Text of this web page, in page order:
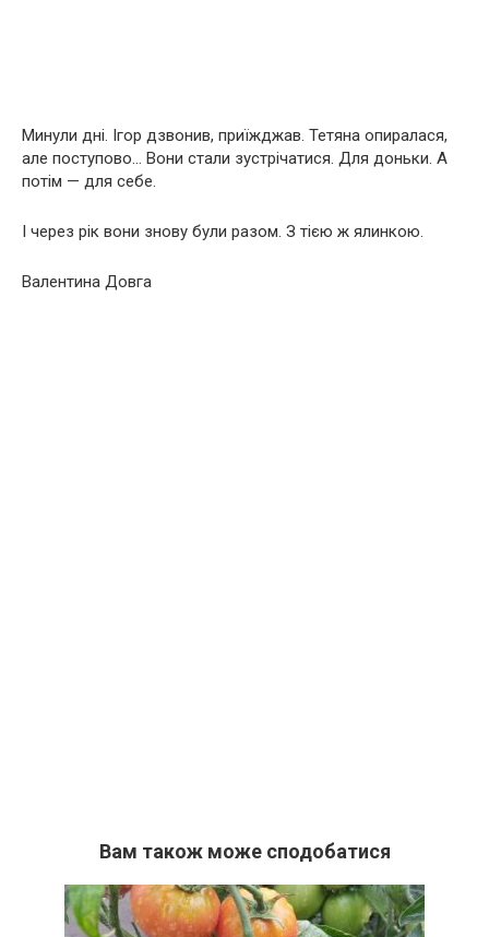
Минули дні. Ігор дзвонив, приїжджав. Тетяна опиралася,
але поступово… Вони стали зустрічатися. Для доньки. А
потім — для себе.
І через рік вони знову були разом. З тією ж ялинкою.
Валентина Довга
Вам також може сподобатися